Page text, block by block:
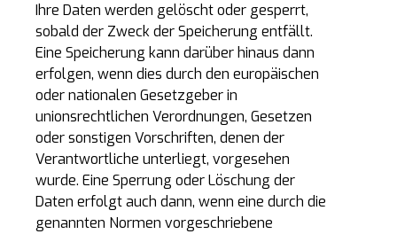
Ihre Daten werden gelöscht oder gesperrt,
sobald der Zweck der Speicherung entfällt.
Eine Speicherung kann darüber hinaus dann
erfolgen, wenn dies durch den europäischen
oder nationalen Gesetzgeber in
unionsrechtlichen Verordnungen, Gesetzen
oder sonstigen Vorschriften, denen der
Verantwortliche unterliegt, vorgesehen
wurde. Eine Sperrung oder Löschung der
Daten erfolgt auch dann, wenn eine durch die
genannten Normen vorgeschriebene